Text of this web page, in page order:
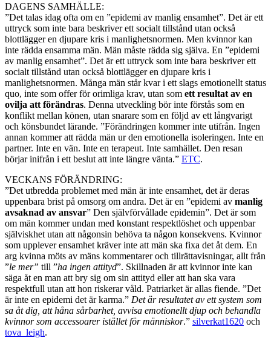
DAGENS SAMHÄLLE:
”Det talas idag ofta om en ”epidemi av manlig ensamhet”. Det är ett
uttryck som inte bara beskriver ett socialt tillstånd utan också
blottlägger en djupare kris i manlighetsnormen. Men kvinnor kan
inte rädda ensamma män. Män måste rädda sig själva. En ”epidemi
av manlig ensamhet”. Det är ett uttryck som inte bara beskriver ett
socialt tillstånd utan också blottlägger en djupare kris i
manlighetsnormen. Många män står kvar i ett slags emotionellt status
quo, inte som offer för orimliga krav, utan som ett resultat av en
ovilja att förändras. Denna utveckling bör inte förstås som en
konflikt mellan könen, utan snarare som en följd av ett långvarigt
och könsbundet lärande. ”Förändringen kommer inte utifrån. Ingen
annan kommer att rädda män ur den emotionella isoleringen. Inte en
partner. Inte en vän. Inte en terapeut. Inte samhället. Den resan
börjar inifrån i ett beslut att inte längre vänta.” ETC.
VECKANS FÖRÄNDRING:
”Det utbredda problemet med män är inte ensamhet, det är deras
uppenbara brist på omsorg om andra. Det är en ”epidemi av manlig
avsaknad av ansvar” Den självförvållade epidemin”. Det är som
om män kommer undan med konstant respektlöshet och uppenbar
själviskhet utan att någonsin behöva ta någon konsekvens. Kvinnor
som upplever ensamhet kräver inte att män ska fixa det åt dem. En
arg kvinna möts av mäns kommentarer och tillrättavisningar, allt från
”le mer” till ”ha ingen attityd”. Skillnaden är att kvinnor inte kan
säga åt en man att bry sig om sin attityd eller att han ska vara
respektfull utan att hon riskerar våld. Patriarket är allas fiende. ”Det
är inte en epidemi det är karma.” Det är resultatet av ett system som
sa åt dig, att håna sårbarhet, avvisa emotionellt djup och behandla
kvinnor som accessoarer istället för människor.” silverkat1620 och
tova_leigh.